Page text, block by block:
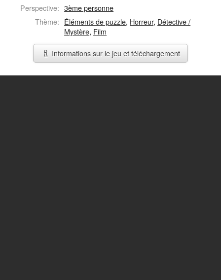
Perspective: 3ème personne
Thème: Éléments de puzzle, Horreur, Détective /
Mystère, Film
Informations sur le jeu et téléchargement